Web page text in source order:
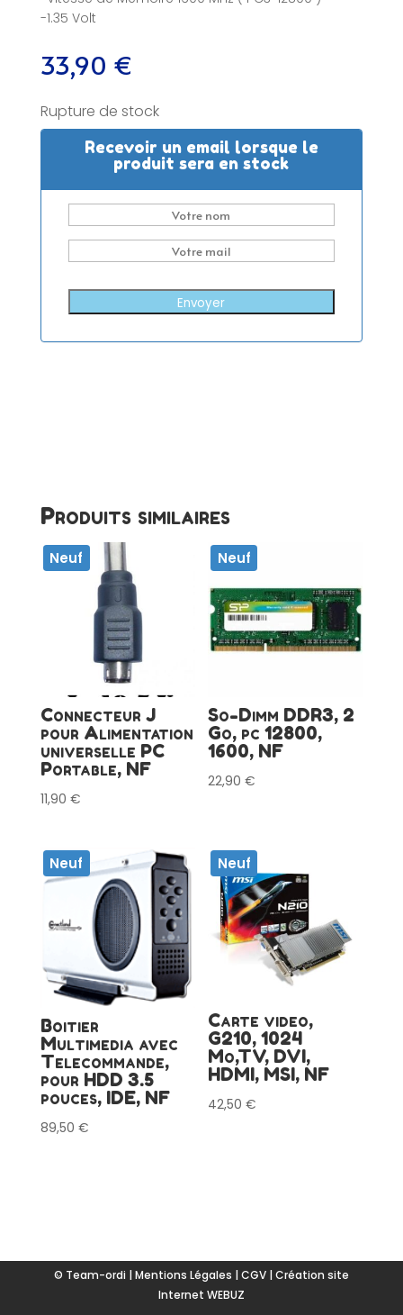
-1.35 Volt
33,90 €
Rupture de stock
Recevoir un email lorsque le
produit sera en stock
Envoyer
Produits similaires
Neuf
Connecteur J
pour Alimentation
universelle PC
Portable, NF
11,90 €
Neuf
So-Dimm DDR3, 2
Go, pc 12800,
1600, NF
22,90€
Neuf
Boitier
Multimedia avec
Telecommande,
pour HDD 3.5
pouces, IDE, NF
89,50 €
Neuf
Carte video,
G210, 1024
Mo,TV, DVI,
HDMI, MSI, NF
42,50€
© Team-ordi | Mentions Légales | CGV| Création site
Internet WEBUZ